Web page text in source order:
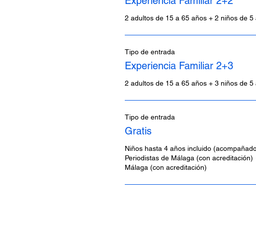
2 adultos de 15 a 65 años + 2 niños de 5
Tipo de entrada
Experiencia Familiar 2+3
2 adultos de 15 a 65 años + 3 niños de 5
Tipo de entrada
Gratis
Niños hasta 4 años incluido
Periodistas de Málaga (con acreditación)
Málaga (con acreditación)